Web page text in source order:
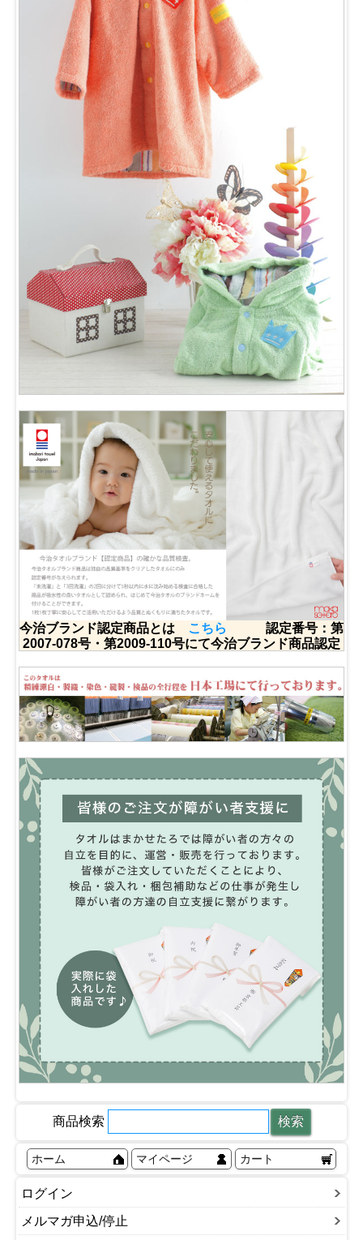
今治ブランド認定商品とは こちら
認定番号：第
2007-078号・第2009-110号にて今治ブランド商品認定
商品検索
ホーム マイページ カート
ログイン
メルマガ申込/停止